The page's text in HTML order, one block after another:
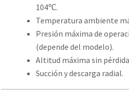
104℃.
Temperatura ambiente
Presión máxima de
(depende del modelo).
Altitud máxima sin
Succión y descarga radial.